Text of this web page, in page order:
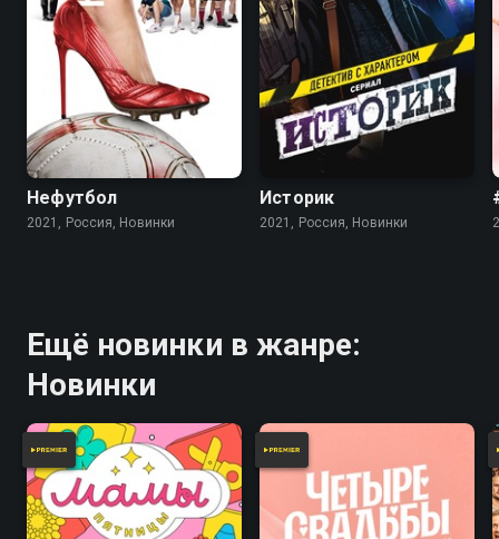
Нефутбол
2021, Россия, Новинки
Историк
2021, Россия, Новинки
Ещё новинки в жанре:
Новинки